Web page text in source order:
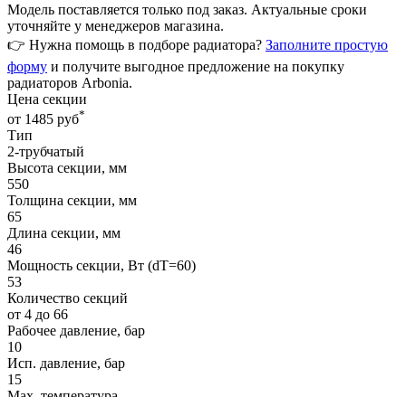
Модель поставляется только под заказ. Актуальные сроки
уточняйте у менеджеров магазина.
👉 Нужна помощь в подборе радиатора? Заполните простую
форму и получите выгодное предложение на покупку
радиаторов Arbonia.
Цена секции
от 1485 руб*
Тип
2-трубчатый
Высота секции, мм
550
Толщина секции, мм
65
Длина секции, мм
46
Мощность секции, Вт (dT=60)
53
Количество секций
от 4 до 66
Рабочее давление, бар
10
Исп. давление, бар
15